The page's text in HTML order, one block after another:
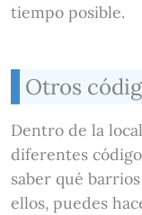
tiempo posible.
Otros
Dentro de la
diferentes
saber qué
ellos, puedes